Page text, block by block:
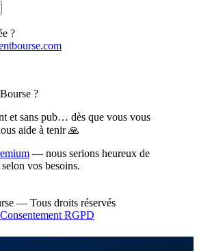
?
?
et sans pub… dès que vous vous
aide à tenir 🙏
— nous serions heureux de
vos besoins.
— Tous droits réservés
Consentement RGPD